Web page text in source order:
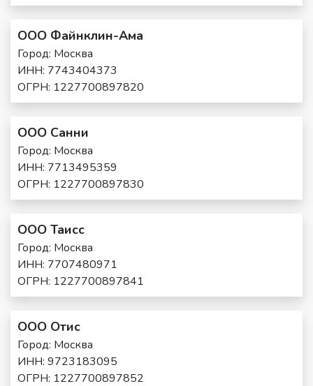
ООО Файнклин-Ама
Город: Москва
ИНН: 7743404373
ОГРН: 1227700897820
ООО Санни
Город: Москва
ИНН: 7713495359
ОГРН: 1227700897830
ООО Таисс
Город: Москва
ИНН: 7707480971
ОГРН: 1227700897841
ООО Отис
Город: Москва
ИНН: 9723183095
ОГРН: 1227700897852